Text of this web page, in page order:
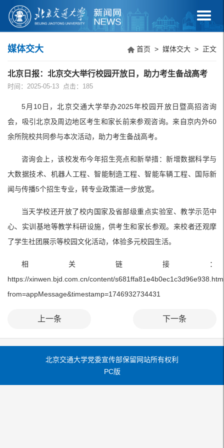
媒体交大 首页 > 媒体交大 > 正文
北京日报：北京交大举行校园开放日，助力考生备战高考
时间：2025-05-13 点击： 185
5月10日，北京交通大学举办2025年校园开放日暨高招咨询
会，吸引北京及周边地区考生和家长前来参观咨询。来自京内外60
余所院校共同参与本次活动，助力考生备战高考。
咨询会上，该校发布今年招生亮点和新举措：新增数据科学与
大数据技术、机器人工程、智能制造工程、智能车辆工程、国际新
闻与传播5个招生专业，转专业政策进一步放宽。
当天学校还开放了校内国家及省部级重点实验室、教学示范中
心、实训基地等教学科研设施，供考生和家长参观。来校者还观摩
了学生社团展示等校园文化活动，体验多元校园生活。
相关链接：
https://xinwen.bjd.com.cn/content/
from=appMessage&timestamp=1746932734431
上一条 下一条
北京交通大学党委宣传部保留网站所有权利
PC版